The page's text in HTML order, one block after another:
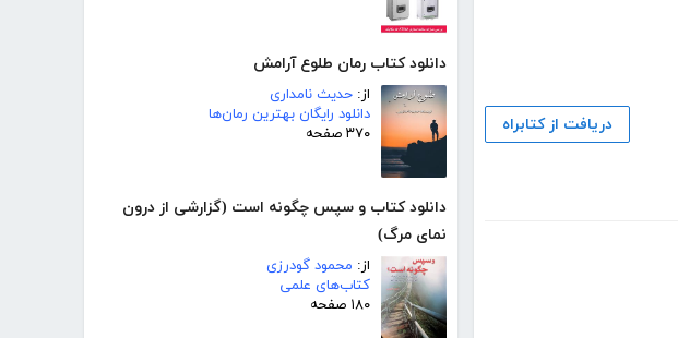
دانلود کتاب رمان طلوع آرامش
از: حدیث نامداری
دانلود رایگان بهترین رمان‌ها
۳۷۰ صفحه
دانلود کتاب و سپس چگونه است (گزارشی از درون
نمای مرگ)
از: محمود گودرزی
کتاب‌های علمی
۱۸۰ صفحه
دریافت از کتابراه